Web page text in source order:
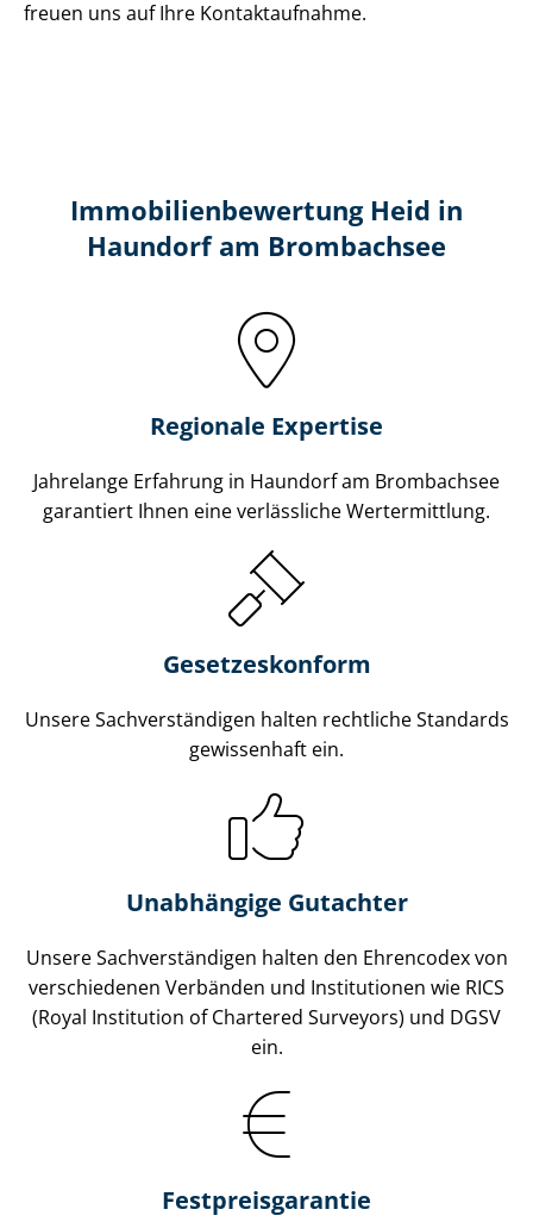
freuen uns auf Ihre Kontaktaufnahme.
Immobilien­bewertung Heid in
Haundorf am Brombachsee
Regionale Expertise
Jahrelange Erfahrung in Haundorf am Brombachsee
garantiert Ihnen eine verlässliche Wertermittlung.
Gesetzes­konform
Unsere Sach­ver­stän­di­gen halten rechtliche Standards
gewissenhaft ein.
Unabhängige Gutachter
Unsere Sach­ver­stän­di­gen halten den Ehrencodex von
verschiedenen Verbänden und Institutionen wie RICS
(Royal Institution of Chartered Surveyors) und DGSV
ein.
Festpreis​garantie